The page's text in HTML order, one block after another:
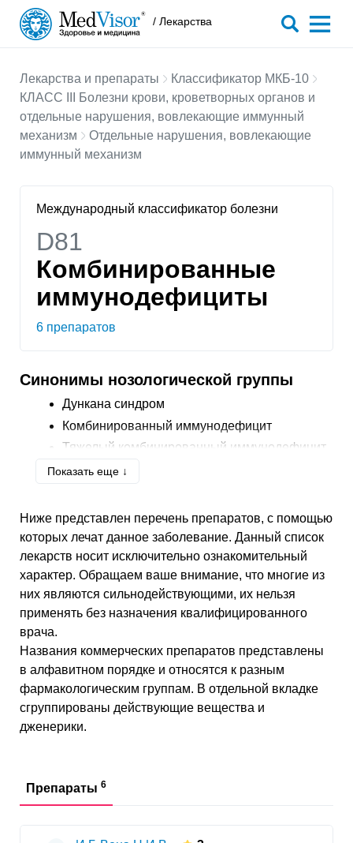
/ Лекарства
Лекарства и препараты
Классификатор МКБ-10
КЛАСС III Болезни крови, кроветворных органов и
отдельные нарушения, вовлекающие иммунный
механизм
Отдельные нарушения, вовлекающие
иммунный механизм
Международный классификатор болезни
D81
Комбинированные
иммунодефициты
6 препаратов
Синонимы нозологической группы
Дункана синдром
Комбинированный иммунодефицит
Тяжелый комбинированный иммунодефицит
Показать еще ↓
Ниже представлен перечень препаратов, с помощью
которых лечат данное заболевание. Данный список
лекарств носит исключительно ознакомительный
характер. Обращаем ваше внимание, что многие из
них являются сильнодействующими, их нельзя
применять без назначения квалифицированного
врача.
Названия коммерческих препаратов представлены
в алфавитном порядке и относятся к разным
фармакологическим группам. В отдельной вкладке
сгруппированы действующие вещества и
дженерики.
Препараты 6